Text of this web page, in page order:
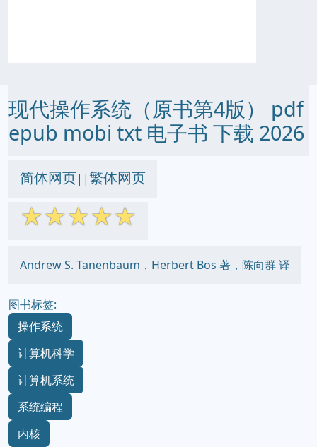
现代操作系统（原书第4版） pdf
epub mobi txt 电子书 下载 2026
简体网页||繁体网页
☆☆☆☆☆
Andrew S. Tanenbaum，Herbert Bos 著，陈向群 译
图书标签:
操作系统
计算机科学
计算机系统
系统编程
内核